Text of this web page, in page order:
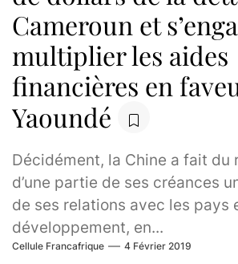
Cameroun et
multiplier les aides
financières en
Yaoundé
Décidément, la Chine a fait du
d’une partie de ses créances
de ses relations avec les pays
développement, en...
Cellule Francafrique 4 Février 2019